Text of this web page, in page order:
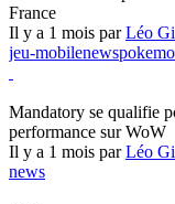
France
Il y a 1 mois parLéo
jeu-mobilenews
Mandatory se qualifie
performance sur WoW
Il y a 1 mois parLéo
news